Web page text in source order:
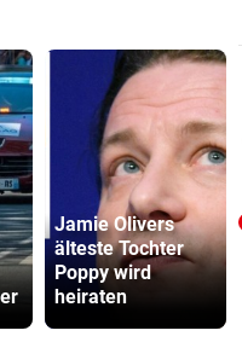
Jamie Olivers
älteste Tochter
Poppy wird
heiraten